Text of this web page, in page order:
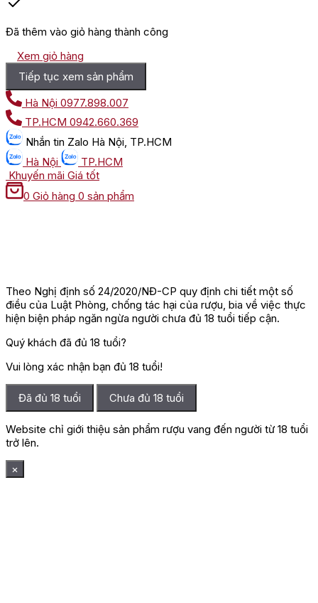
Đã thêm vào giỏ hàng thành công
Xem giỏ hàng
Tiếp tục xem sản phẩm
Hà Nội 0977.898.007
TP.HCM 0942.660.369
Nhắn tin Zalo Hà Nội, TP.HCM
Hà Nội
TP.HCM
Khuyến mãi Giá tốt
0 Giỏ hàng 0 sản phẩm
Theo Nghị định số 24/2020/NĐ-CP quy định chi tiết một số
điều của Luật Phòng, chống tác hại của rượu, bia về việc thực
hiện biện pháp ngăn ngừa người chưa đủ 18 tuổi tiếp cận.
Quý khách đã đủ 18 tuổi?
Vui lòng xác nhận bạn đủ 18 tuổi!
Đã đủ 18 tuổi Chưa đủ 18 tuổi
Website chỉ giới thiệu sản phẩm rượu vang đến người từ 18 tuổi
trở lên.
×